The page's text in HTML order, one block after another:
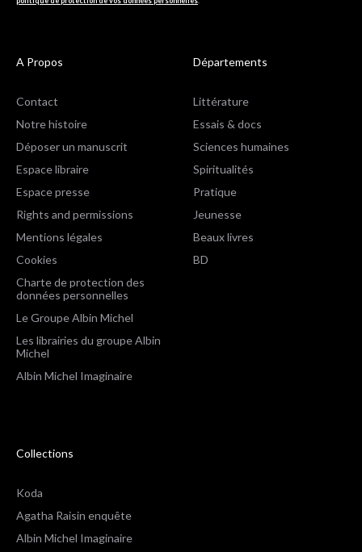
A Propos
Contact
Notre histoire
Déposer un manuscrit
Espace libraire
Espace presse
Rights and permissions
Mentions légales
Cookies
Charte de protection des
données personnelles
Le Groupe Albin Michel
Les librairies du groupe Albin
Michel
Albin Michel Imaginaire
Départements
Littérature
Essais & docs
Sciences humaines
Spiritualités
Pratique
Jeunesse
Beaux livres
BD
Collections
Koda
Agatha Raisin enquête
Albin Michel Imaginaire